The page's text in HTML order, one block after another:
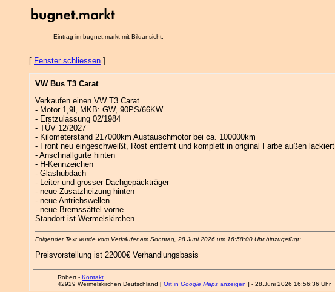
Eintrag im bugnet.markt mit Bildansicht:
[ Fenster schliessen ]
VW Bus T3 Carat
Verkaufen einen VW T3 Carat.
- Motor 1,9l, MKB: GW, 90PS/66KW
- Erstzulassung 02/1984
- TÜV 12/2027
- Kilometerstand 217000km Austauschmotor bei ca. 100000km
- Front neu eingeschweißt, Rost entfernt und komplett in original Farbe außen lackiert
- Anschnallgurte hinten
- H-Kennzeichen
- Glashubdach
- Leiter und grosser Dachgepäckträger
- neue Zusatzheizung hinten
- neue Antriebswellen
- neue Bremssättel vorne
Standort ist Wermelskirchen
Folgender Text wurde vom Verkäufer am Sonntag, 28.Juni 2026 um 16:58:00 Uhr hinzugefügt:
Preisvorstellung ist 22000€ Verhandlungsbasis
Robert - Kontakt
42929 Wermelskirchen Deutschland [ Ort in Google Maps anzeigen ] - 28.Juni 2026 16:56:36 Uhr